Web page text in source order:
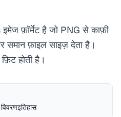
फ़ॉर्मेट है जो PNG से काफ़ी
फ़ाइल साइज़ देता है।
होती है।
इतिहास